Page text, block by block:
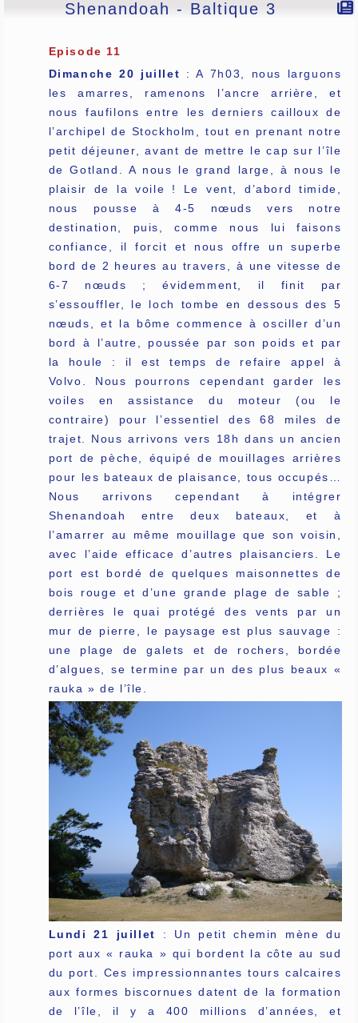
Shenandoah - Baltique 3
Episode 11
Dimanche 20 juillet : A 7h03, nous larguons
les amarres, ramenons l’ancre arrière, et
nous faufilons entre les derniers cailloux de
l’archipel de Stockholm, tout en prenant notre
petit déjeuner, avant de mettre le cap sur l’île
de Gotland. A nous le grand large, à nous le
plaisir de la voile ! Le vent, d’abord timide,
nous pousse à 4-5 nœuds vers notre
destination, puis, comme nous lui faisons
confiance, il forcit et nous offre un superbe
bord de 2 heures au travers, à une vitesse de
6-7 nœuds ; évidemment, il finit par
s’essouffler, le loch tombe en dessous des 5
nœuds, et la bôme commence à osciller d’un
bord à l’autre, poussée par son poids et par
la houle : il est temps de refaire appel à
Volvo. Nous pourrons cependant garder les
voiles en assistance du moteur (ou le
contraire) pour l’essentiel des 68 miles de
trajet. Nous arrivons vers 18h dans un ancien
port de pèche, équipé de mouillages arrières
pour les bateaux de plaisance, tous occupés…
Nous arrivons cependant à intégrer
Shenandoah entre deux bateaux, et à
l’amarrer au même mouillage que son voisin,
avec l’aide efficace d’autres plaisanciers. Le
port est bordé de quelques maisonnettes de
bois rouge et d’une grande plage de sable ;
derrières le quai protégé des vents par un
mur de pierre, le paysage est plus sauvage :
une plage de galets et de rochers, bordée
d’algues, se termine par un des plus beaux «
rauka » de l’île.
Lundi 21 juillet
: Un petit chemin mène du
port aux « rauka » qui bordent la côte au sud
du port. Ces impressionnantes tours calcaires
aux formes biscornues datent de la formation
de l’île, il y a 400 millions d’années, et